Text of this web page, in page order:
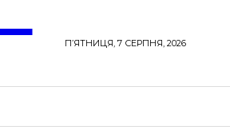
П’ЯТНИЦЯ, 7 СЕРПНЯ, 2026